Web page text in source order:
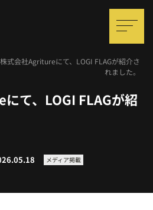
株式会社Agritureにて、LOGI FLAGが紹介さ
れました。
て、LOGI FLAGが紹
メディア掲載